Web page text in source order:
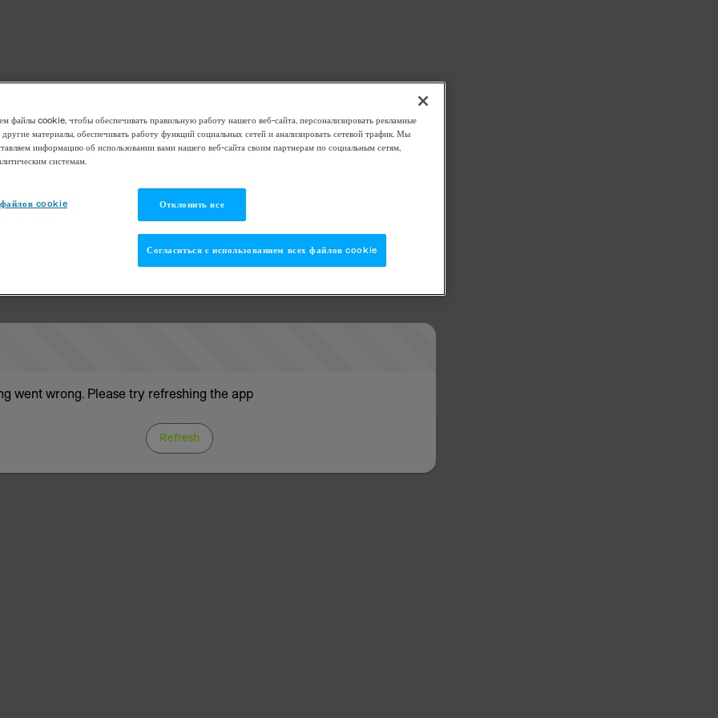
went wrong. Please try refreshing the app
Refresh
файлы cookie, чтобы обеспечивать правильную работу нашего веб-сайта, персонализировать рекламные
другие материалы, обеспечивать работу функций социальных сетей и анализировать сетевой трафик. Мы
информацию об использовании вами нашего веб-сайта своим партнерам по социальным сетям,
системам.
cookie Отклонить все
Согласиться с использованием всех файлов cookie